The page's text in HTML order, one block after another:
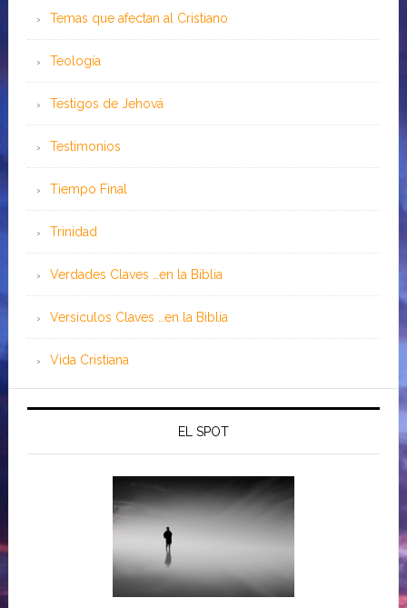
Temas que afectan al Cristiano
Teología
Testigos de Jehová
Testimonios
Tiempo Final
Trinidad
Verdades Claves …en la Biblia
Versículos Claves …en la Biblia
Vida Cristiana
EL SPOT